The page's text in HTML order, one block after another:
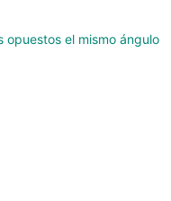
el mismo ángulo